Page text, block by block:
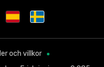
och villkor